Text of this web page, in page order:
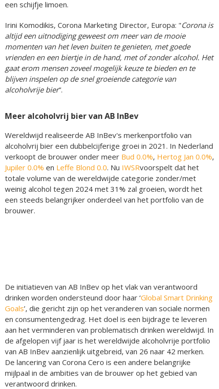
een schijfje limoen.
Irini Komodikis, Corona Marketing Director, Europa: "Corona is
altijd een uitnodiging geweest om meer van de mooie
momenten van het leven buiten te genieten, met goede
vrienden en een biertje in de hand, met of zonder alcohol. Het
gaat erom mensen zoveel mogelijk keuze te bieden en te
blijven inspelen op de snel groeiende categorie van
alcoholvrije bier”.
Meer alcoholvrij bier van AB InBev
Wereldwijd realiseerde AB InBev's merkenportfolio van
alcoholvrij bier een dubbelcijferige groei in 2021. In Nederland
verkoopt de brouwer onder meer Bud 0.0%, Hertog Jan 0.0%,
Jupiler 0.0% en Leffe Blond 0.0. Nu IWSRvoorspelt dat het
totale volume van de wereldwijde categorie zonder/met
weinig alcohol tegen 2024 met 31% zal groeien, wordt het
een steeds belangrijker onderdeel van het portfolio van de
brouwer.
De initiatieven van AB InBev op het vlak van verantwoord
drinken worden ondersteund door haar ‘Global Smart Drinking
Goals’, die gericht zijn op het veranderen van sociale normen
en consumentengedrag. Het doel is een bijdrage te leveren
aan het verminderen van problematisch drinken wereldwijd. In
de afgelopen vijf jaar is het wereldwijde alcoholvrije portfolio
van AB InBev aanzienlijk uitgebreid, van 26 naar 42 merken.
De lancering van Corona Cero is een andere belangrijke
mijlpaal in de ambities van de brouwer op het gebied van
verantwoord drinken.